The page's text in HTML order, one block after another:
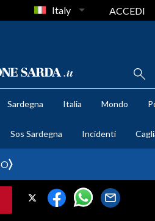
Italy ACCEDI
Sardegna Italia Mondo
Sos Sardegna Incidenti